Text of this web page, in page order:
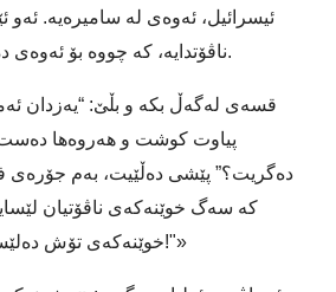
ئیسرائیل، ئەوەی لە سامیرەیە. ئەو
ناڤۆتدایە، کە چووە بۆ ئەوەی دەستی بەسەردا بگرێت.
پیاوت کوشت و هەروەها دەست
دەگریت؟” پێشی دەڵێیت، بەم جۆرەی
کە سەگ خوێنەکەی ناڤۆتیان
خوێنەکەی تۆش دەلێسنەوە. بەڵێ، هی خۆت!"»